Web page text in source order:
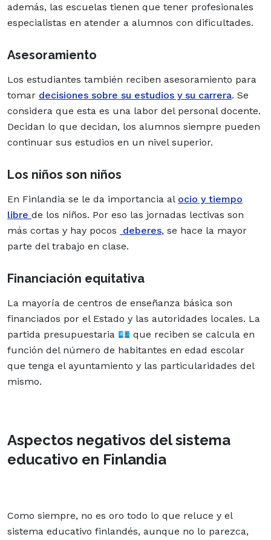
además, las escuelas tienen que tener profesionales
especialistas en atender a alumnos con dificultades.
Asesoramiento
Los estudiantes también reciben asesoramiento para
tomar decisiones sobre su estudios y su carrera. Se
considera que esta es una labor del personal docente.
Decidan lo que decidan, los alumnos siempre pueden
continuar sus estudios en un nivel superior.
Los niños son niños
En Finlandia se le da importancia al ocio y tiempo
libre de los niños. Por eso las jornadas lectivas son
más cortas y hay pocos
deberes, se hace la mayor
parte del trabajo en clase.
Financiación equitativa
La mayoría de centros de enseñanza básica son
financiados por el Estado y las autoridades locales. La
partida presupuestaria 💶 que reciben se calcula en
función del número de habitantes en edad escolar
que tenga el ayuntamiento y las particularidades del
mismo.
Aspectos negativos del sistema
educativo en Finlandia
Como siempre, no es oro todo lo que reluce y el
sistema educativo finlandés, aunque no lo parezca,